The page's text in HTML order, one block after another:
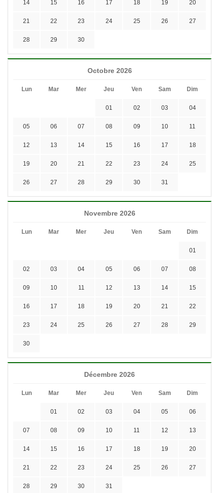
14 15 16 17 18 19 20
21 22 23 24 25 26 27
28 29 30
Octobre 2026
Lun Mar Mer Jeu Ven Sam Dim
01 02 03 04
05 06 07 08 09 10 11
12 13 14 15 16 17 18
19 20 21 22 23 24 25
26 27 28 29 30 31
Novembre 2026
Lun Mar Mer Jeu Ven Sam Dim
01
02 03 04 05 06 07 08
09 10 11 12 13 14 15
16 17 18 19 20 21 22
23 24 25 26 27 28 29
30
Décembre 2026
Lun Mar Mer Jeu Ven Sam Dim
01 02 03 04 05 06
07 08 09 10 11 12 13
14 15 16 17 18 19 20
21 22 23 24 25 26 27
28 29 30 31